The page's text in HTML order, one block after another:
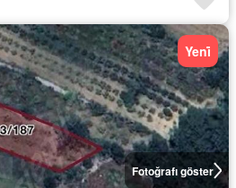
Fotoğrafı göster
Yeni̇